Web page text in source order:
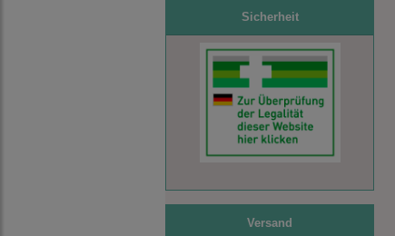
Sicherheit
Versand